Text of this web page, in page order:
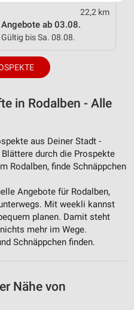
22,2 km
Angebote ab 03.08.
Gültig bis Sa. 08.08.
in Rodalben - Alle
aus Deiner Stadt -
durch die Prospekte
Rodalben, finde Schnäppchen
Angebote für Rodalben,
Mit weekli kannst
planen. Damit steht
mehr im Wege.
Schnäppchen finden.
Nähe von
Informationen
zur Auswahl von